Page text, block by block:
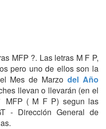
MFP ?. Las letras M F P,
pero uno de ellos son la
Mes de Marzodel Año
llevan o llevarán (en el
MFP ( M F P) segun las
- Dirección General de